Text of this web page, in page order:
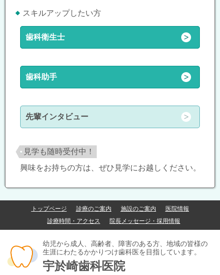
スキルアップしたい方
歯科衛生士
歯科助手
先輩インタビュー
見学も随時受付中！
興味をお持ちの方は、ぜひ見学にお越しください。
トップページ 診療のご案内 施設のご案内
医院情報
診療時間・アクセス
院長メッセージ・採用情報
幼児から成人、高齢者、障害のある方、地域の皆様の
生涯にわたるかかりつけ歯科医を目指しています。
宇於崎歯科医院